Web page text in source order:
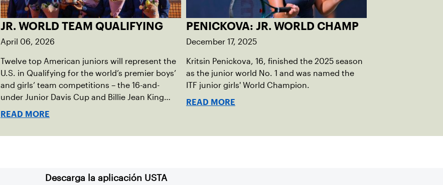
JR. WORLD TEAM QUALIFYING
April 06, 2026
Twelve top American juniors will represent the
U.S. in Qualifying for the world’s premier boys’
and girls’ team competitions – the 16-and-
under Junior Davis Cup and Billie Jean King
Cup by Gainbridge and the 14-and-under ITF
READ MORE
PENICKOVA: JR. WORLD CHAMP
December 17, 2025
Kritsin Penickova, 16, finished the 2025 season
as the junior world No. 1 and was named the
ITF junior girls' World Champion.
READ MORE
Descarga la aplicación USTA